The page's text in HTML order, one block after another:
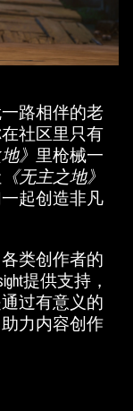
路相伴的老
社区里只有
》 里枪械一
《无主之地》
起创造非凡
类创作者的
提供支持，
过有意义的
力内容创作